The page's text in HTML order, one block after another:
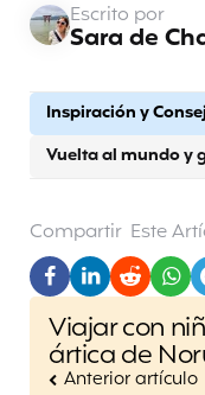
Inspiración y
Vuelta al mundo y
Escrito por
Sara de
Compartir Este
Post
navigation
Viajar con
ártica de
Anterior artículo